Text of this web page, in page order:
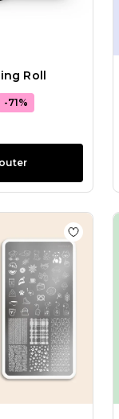
Roll
-71%
SummerAjouter